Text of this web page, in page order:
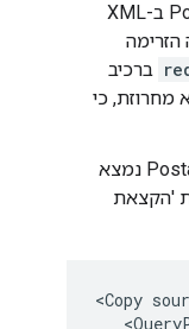
לדוגמה, מעיינים במשתנה PostalCode ב-XML
ברכיב
מחרוזת, כי
עכשיו כדאי לזכור שהמשתנה PostalCode נמצא
'הקצאת
<Copy